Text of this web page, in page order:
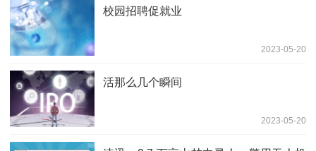
校园招聘促就业
2023-05-20
活那么几个瞬间
2023-05-20